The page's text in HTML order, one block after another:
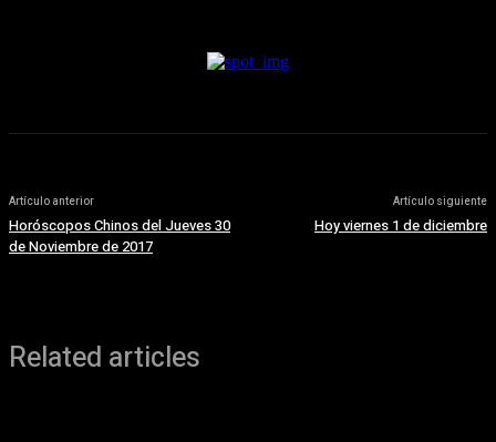
Artículo anterior
Horóscopos Chinos del Jueves 30
de Noviembre de 2017
Artículo siguiente
Hoy viernes 1 de diciembre
Related articles